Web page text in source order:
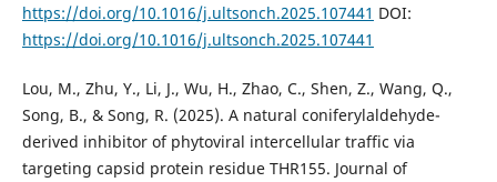
https://doi.org/10.1016/j.ultsonch.2025.107441 DOI:
https://doi.org/10.1016/j.ultsonch.2025.107441
Lou, M., Zhu, Y., Li, J., Wu, H., Zhao, C., Shen, Z., Wang, Q.,
Song, B., & Song, R. (2025). A natural coniferylaldehyde-
derived inhibitor of phytoviral intercellular traffic via
targeting capsid protein residue THR155. Journal of